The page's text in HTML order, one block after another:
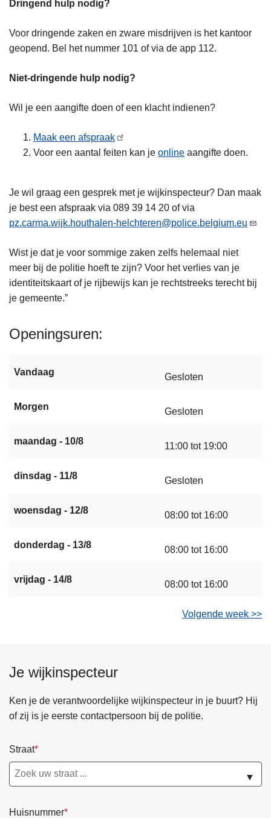
Dringend hulp nodig?
Voor dringende zaken en zware misdrijven is het kantoor
geopend. Bel het nummer 101 of via de app 112.
Niet-dringende hulp nodig?
Wil je een aangifte doen of een klacht indienen?
Maak een afspraak
Voor een aantal feiten kan je online aangifte doen.
Je wil graag een gesprek met je wijkinspecteur? Dan maak
je best een afspraak via 089 39 14 20 of via
pz.carma.wijk.houthalen-helchteren@police.belgium.eu
Wist je dat je voor sommige zaken zelfs helemaal niet
meer bij de politie hoeft te zijn? Voor het verlies van je
identiteitskaart of je rijbewijs kan je rechtstreeks terecht bij
je gemeente.”
Openingsuren
Vandaag Gesloten
Morgen Gesloten
maandag - 10/8 11:00 tot 19:00
dinsdag - 11/8 Gesloten
woensdag - 12/8 08:00 tot 16:00
donderdag - 13/8 08:00 tot 16:00
vrijdag - 14/8 08:00 tot 16:00
Volgende week >>
Je wijkinspecteur
Ken je de verantwoordelijke wijkinspecteur in je buurt? Hij
of zij is je eerste contactpersoon bij de politie.
Straat
▼
Huisnummer